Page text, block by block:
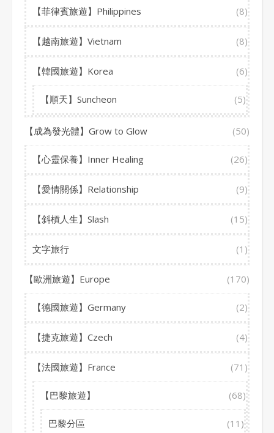
【菲律賓旅遊】Philippines (8)
【越南旅遊】Vietnam (8)
【韓國旅遊】Korea (6)
【順天】Suncheon (5)
【成為發光體】Grow to Glow (50)
【心靈保養】Inner Healing (26)
【愛情關係】Relationship (9)
【斜槓人生】Slash (15)
文字旅行 (1)
【歐洲旅遊】Europe (170)
【德國旅遊】Germany (2)
【捷克旅遊】Czech (4)
【法國旅遊】France (71)
【巴黎旅遊】 (68)
巴黎分區 (11)